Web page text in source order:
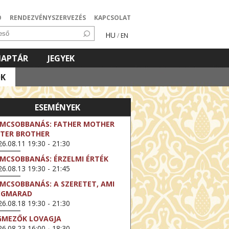
RENDEZVÉNYSZERVEZÉS KAPCSOLAT
HU / EN
JEGYEK
ESEMÉNYEK
FATHER MOTHER
BROTHER
19:30 - 21:30
ÉRZELMI ÉRTÉK
19:30 - 21:45
A SZERETET, AMI
19:30 - 21:30
LOVAGJA